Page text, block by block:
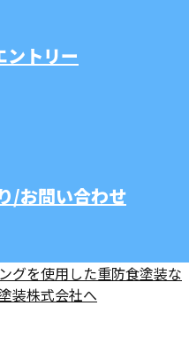
ントリー
/お問い合わせ